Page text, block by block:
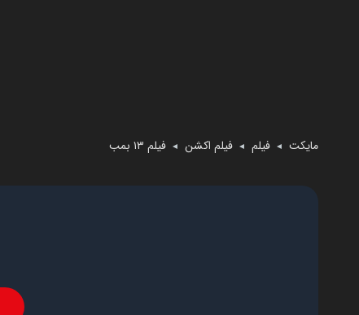
مایکت ◄ فیلم ◄ فیلم اکشن ◄ فیلم ۱۳ بمب